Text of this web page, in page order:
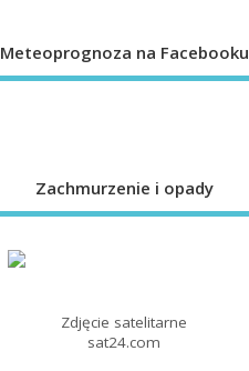
Meteoprognoza na Facebooku
Zachmurzenie i opady
Zdjęcie satelitarne
sat24.com